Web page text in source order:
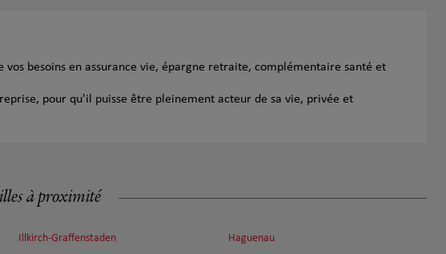
vos besoins en assurance vie, épargne retraite, complémentaire santé et
pour qu'il puisse être pleinement acteur de sa vie, privée et
à proximité
Illkirch-Graffenstaden Haguenau